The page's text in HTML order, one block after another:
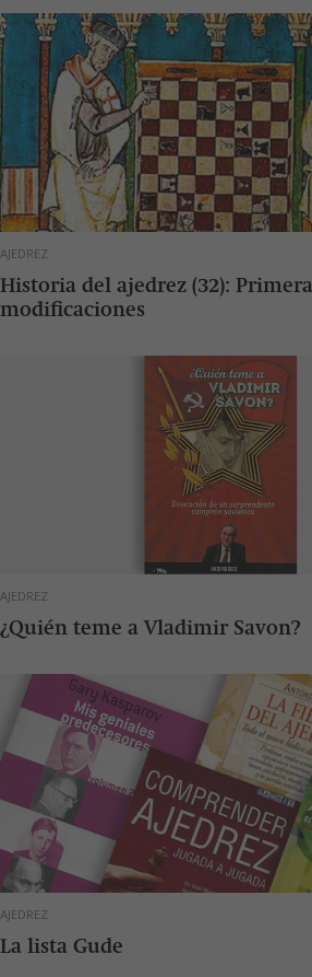
AJEDREZ
Historia del ajedrez (32):
modificaciones
AJEDREZ
¿Quién teme a Vladimir Savon?
AJEDREZ
La lista Gude